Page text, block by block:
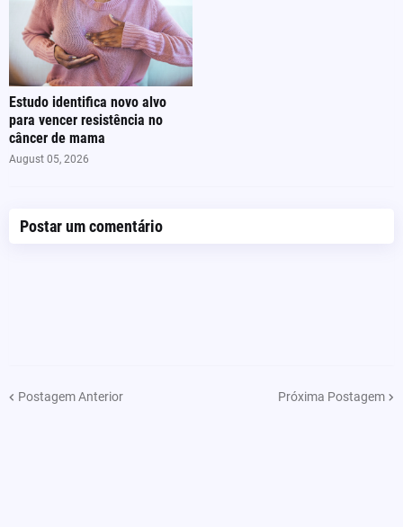
Estudo identifica novo alvo
para vencer resistência no
câncer de mama
August 05, 2026
Postar um comentário
Postagem Anterior Próxima Postagem